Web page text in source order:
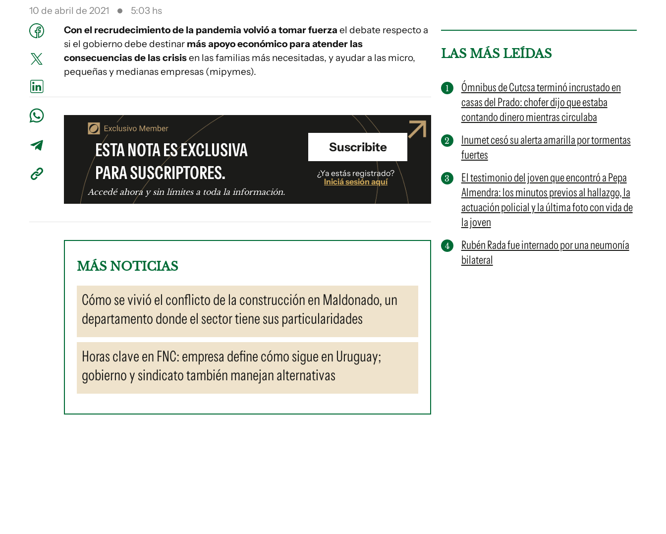
10 de abril de 2021
5:03 hs
Con el recrudecimiento de la pandemia volvió a tomar fuerza el debate respecto a
si el gobierno debe destinar más apoyo económico para atender las
consecuencias de las crisisen las familias más necesitadas, y ayudar a las micro,
pequeñas y medianas empresas (mipymes).
ESTA NOTA ES EXCLUSIVA
PARA SUSCRIPTORES.
Accedé ahora y sin límites a toda la información.
Suscribite
¿Ya estás registrado?
Iniciá sesión aquí
MÁS NOTICIAS
Cómo se vivió el conflicto de la construcción en Maldonado, un
departamento donde el sector tiene sus particularidades
Horas clave en FNC: empresa define cómo sigue en Uruguay;
gobierno y sindicato también manejan alternativas
LAS MÁS LEÍDAS
Ómnibus de Cutcsa terminó incrustado en
casas del Prado: chofer dijo que estaba
contando dinero mientras circulaba
Inumet cesó su alerta amarilla por tormentas
fuertes
El testimonio del joven que encontró a Pepa
Almendra: los minutos previos al hallazgo, la
actuación policial y la última foto con vida de
la joven
Rubén Rada fue internado por una neumonía
bilateral